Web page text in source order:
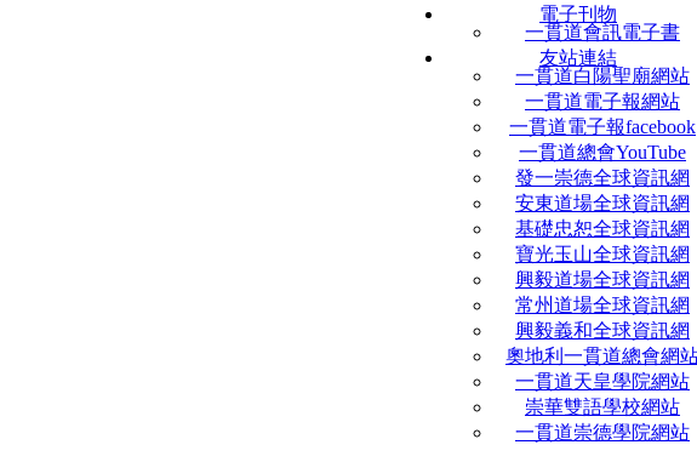
電子刊物
一貫道會訊電子書
友站連結
一貫道白陽聖廟網站
一貫道電子報網站
一貫道電子報facebook
一貫道總會YouTube
發一崇德全球資訊網
安東道場全球資訊網
基礎忠恕全球資訊網
寶光玉山全球資訊網
興毅道場全球資訊網
常州道場全球資訊網
興毅義和全球資訊網
奧地利一貫道總會網
一貫道天皇學院網站
崇華雙語學校網站
一貫道崇德學院網站